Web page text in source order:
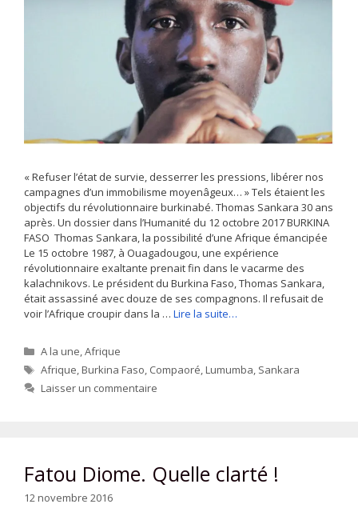
« Refuser l’état de survie, desserrer les pressions, libérer nos
campagnes d’un immobilisme moyenâgeux… » Tels étaient les
objectifs du révolutionnaire burkinabé. Thomas Sankara 30 ans
après. Un dossier dans l’Humanité du 12 octobre 2017 BURKINA
FASO Thomas Sankara, la possibilité d’une Afrique émancipée
Le 15 octobre 1987, à Ouagadougou, une expérience
révolutionnaire exaltante prenait fin dans le vacarme des
kalachnikovs. Le président du Burkina Faso, Thomas Sankara,
était assassiné avec douze de ses compagnons. Il refusait de
voir l’Afrique croupir dans la … Lire la suite…
Catégories
A la une,Afrique
Étiquettes
Afrique,Burkina Faso, Compaoré,Lumumba, Sankara
Laisser un commentaire
Fatou Diome. Quelle clarté !
12 novembre 2016